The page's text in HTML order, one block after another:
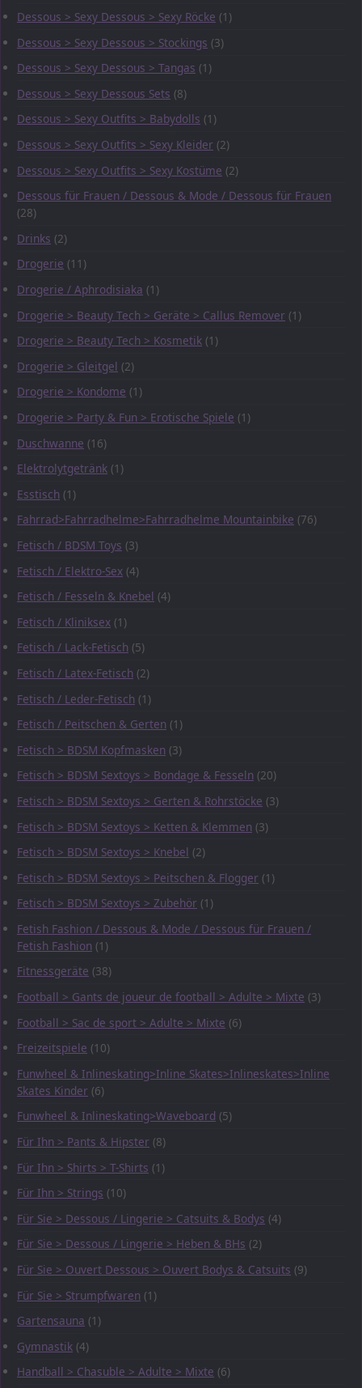
Dessous > Sexy Dessous > Sexy Röcke (1)
Dessous > Sexy Dessous > Stockings (3)
Dessous > Sexy Dessous > Tangas (1)
Dessous > Sexy Dessous Sets (8)
Dessous > Sexy Outfits > Babydolls (1)
Dessous > Sexy Outfits > Sexy Kleider (2)
Dessous > Sexy Outfits > Sexy Kostüme (2)
Dessous für Frauen / Dessous & Mode / Dessous für Frauen
(28)
Drinks (2)
Drogerie (11)
Drogerie / Aphrodisiaka (1)
Drogerie > Beauty Tech > Geräte > Callus Remover (1)
Drogerie > Beauty Tech > Kosmetik (1)
Drogerie > Gleitgel (2)
Drogerie > Kondome (1)
Drogerie > Party & Fun > Erotische Spiele (1)
Duschwanne (16)
Elektrolytgetränk (1)
Esstisch (1)
Fahrrad>Fahrradhelme>Fahrradhelme Mountainbike (76)
Fetisch / BDSM Toys (3)
Fetisch / Elektro-Sex (4)
Fetisch / Fesseln & Knebel (4)
Fetisch / Kliniksex (1)
Fetisch / Lack-Fetisch (5)
Fetisch / Latex-Fetisch (2)
Fetisch / Leder-Fetisch (1)
Fetisch / Peitschen & Gerten (1)
Fetisch > BDSM Kopfmasken (3)
Fetisch > BDSM Sextoys > Bondage & Fesseln (20)
Fetisch > BDSM Sextoys > Gerten & Rohrstöcke (3)
Fetisch > BDSM Sextoys > Ketten & Klemmen (3)
Fetisch > BDSM Sextoys > Knebel (2)
Fetisch > BDSM Sextoys > Peitschen & Flogger (1)
Fetisch > BDSM Sextoys > Zubehör (1)
Fetish Fashion / Dessous & Mode / Dessous für Frauen /
Fetish Fashion (1)
Fitnessgeräte (38)
Football > Gants de joueur de football > Adulte > Mixte (3)
Football > Sac de sport > Adulte > Mixte (6)
Freizeitspiele (10)
Funwheel & Inlineskating>Inline Skates>Inlineskates>Inline
Skates Kinder (6)
Funwheel & Inlineskating>Waveboard (5)
Für Ihn > Pants & Hipster (8)
Für Ihn > Shirts > T-Shirts (1)
Für Ihn > Strings (10)
Für Sie > Dessous / Lingerie > Catsuits & Bodys (4)
Für Sie > Dessous / Lingerie > Heben & BHs (2)
Für Sie > Ouvert Dessous > Ouvert Bodys & Catsuits (9)
Für Sie > Strumpfwaren (1)
Gartensauna (1)
Gymnastik (4)
Handball > Chasuble > Adulte > Mixte (6)